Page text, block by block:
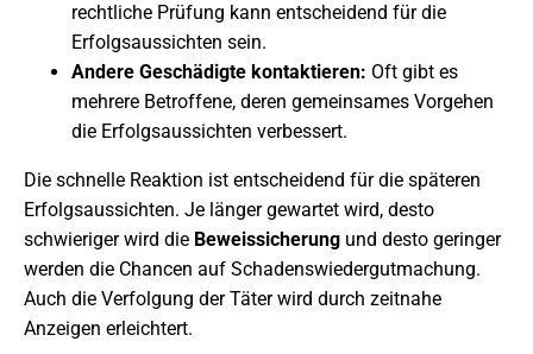
rechtliche Prüfung kann entscheidend für die
Erfolgsaussichten sein.
Andere Geschädigte kontaktieren: Oft gibt es
mehrere Betroffene, deren gemeinsames Vorgehen
die Erfolgsaussichten verbessert.
Die schnelle Reaktion ist entscheidend für die späteren
Erfolgsaussichten. Je länger gewartet wird, desto
schwieriger wird die Beweissicherung und desto geringer
werden die Chancen auf Schadenswiedergutmachung.
Auch die Verfolgung der Täter wird durch zeitnahe
Anzeigen erleichtert.